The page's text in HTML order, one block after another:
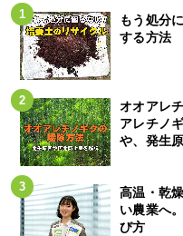
もう処分
する方法
オオアレ
アレチノ
や、発生
高温・乾
い農業へ
び方